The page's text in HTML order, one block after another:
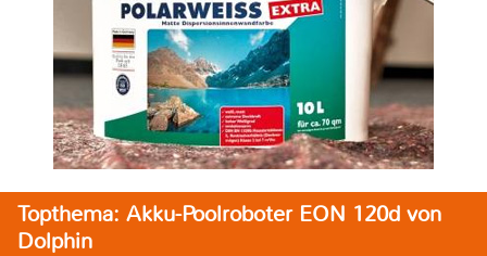
Topthema: Akku-Poolroboter EON 120d von
Dolphin